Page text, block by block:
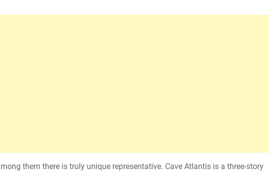
them there is truly unique representative. Cave Atlantis is a three-story